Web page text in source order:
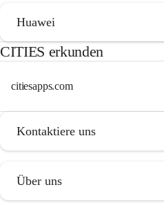
Huawei
CITIES erkunden
citiesapps.com
Kontaktiere uns
Über uns